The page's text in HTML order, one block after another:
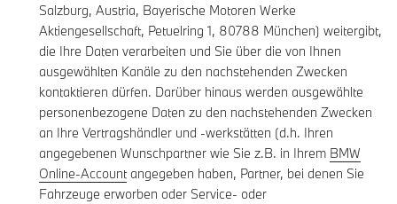
Salzburg, Austria, Bayerische Motoren Werke
Aktiengesellschaft, Petuelring 1, 80788 München) weitergibt,
die Ihre Daten verarbeiten und Sie über die von Ihnen
ausgewählten Kanäle zu den nachstehenden Zwecken
kontaktieren dürfen. Darüber hinaus werden ausgewählte
personenbezogene Daten zu den nachstehenden Zwecken
an Ihre Vertragshändler und -werkstätten (d.h. Ihren
angegebenen Wunschpartner wie Sie z.B. in Ihrem BMW
Online-Accountangegeben haben, Partner, bei denen Sie
Fahrzeuge erworben oder Service- oder